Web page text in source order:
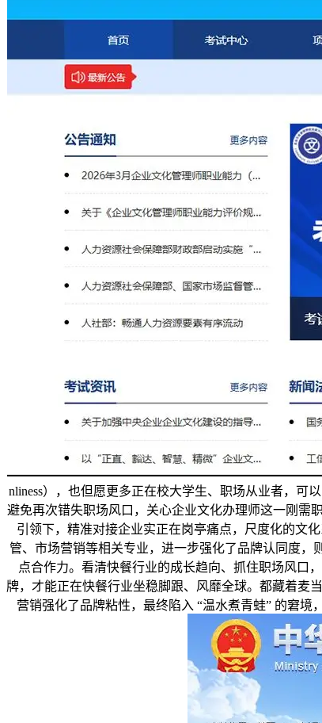
nliness），也但愿更多正在校大学生、职场从业者，可
避免再次错失职场风口，关心企业文化办理师这一刚需
引领下，精准对接企业实正在岗亭痛点，尺度化的文
管、市场营销等相关专业，进一步强化了品牌认同度
点合作力。看清快餐行业的成长趋向、抓住职场风口
牌，才能正在快餐行业坐稳脚跟、风靡全球。都藏着麦
营销强化了品牌粘性，最终陷入 “温水煮青蛙” 的窘